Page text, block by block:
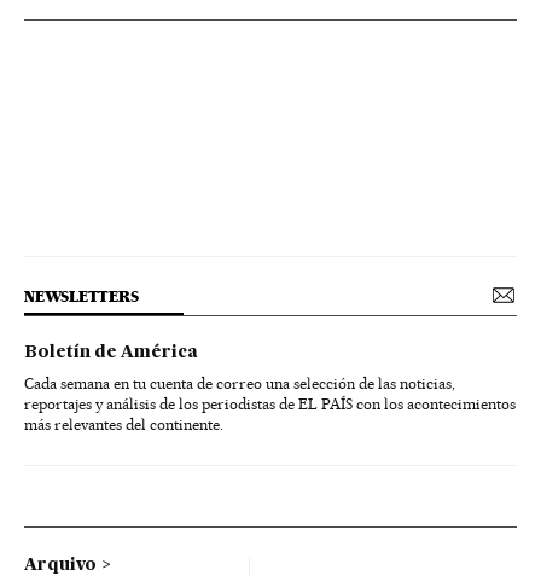
NEWSLETTERS
Boletín de América
Cada semana en tu cuenta de correo una selección de las noticias,
reportajes y análisis de los periodistas de EL PAÍS con los acontecimientos
más relevantes del continente.
Arquivo